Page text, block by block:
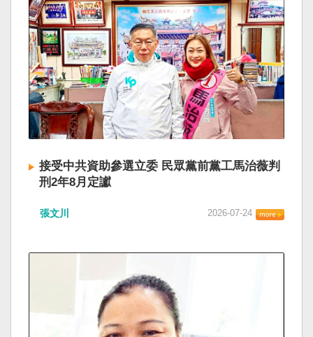
接受中共資助參選立委 民眾黨前黨工馬治薇判
刑2年8月定讞
張文川 2026-07-24